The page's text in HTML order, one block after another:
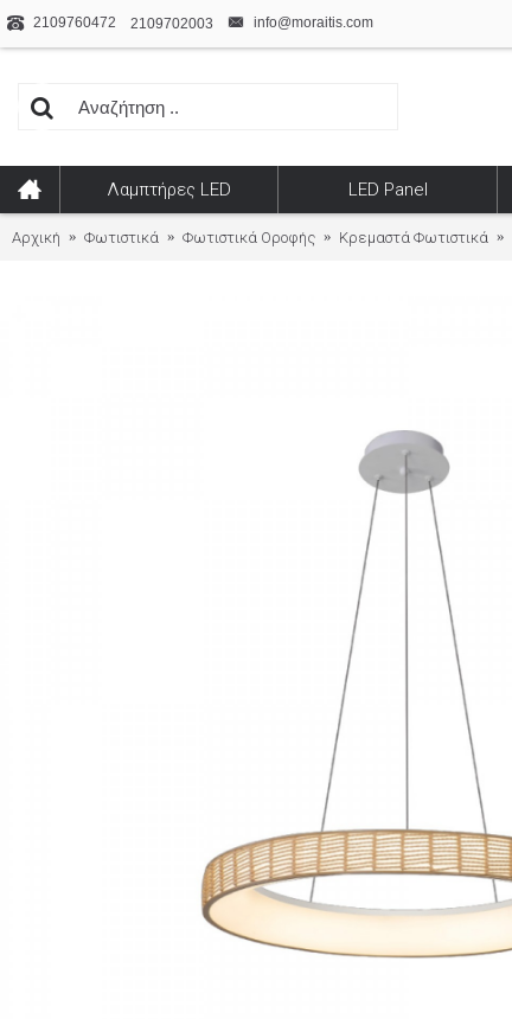
2109760472 2109702003 info@moraitis.com
Λαμπτήρες LED LED Panel
Αρχική Φωτιστικά Φωτιστικά Οροφής Κρεμαστά Φωτιστικά